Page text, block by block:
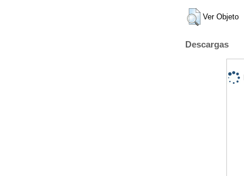
Ver Objeto
Descargas